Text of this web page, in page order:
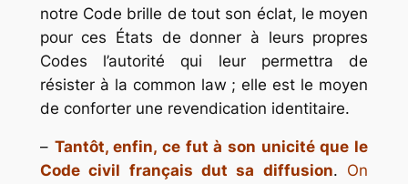
notre Code brille de tout son éclat, le moyen
pour ces États de donner à leurs propres
Codes l’autorité qui leur permettra de
résister à la common law ; elle est le moyen
de conforter une revendication identitaire.
– Tantôt, enfin, ce fut à son unicité que le
Code civil français dut sa diffusion. On